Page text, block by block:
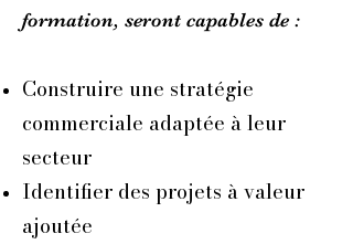
formation, seront capables de :
Construire une stratégie
commerciale adaptée à leur
secteur
Identifier des projets à valeur
ajoutée